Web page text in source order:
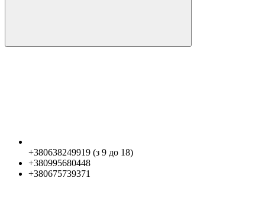
+380638249919 (з 9 до 18)
+380995680448
+380675739371